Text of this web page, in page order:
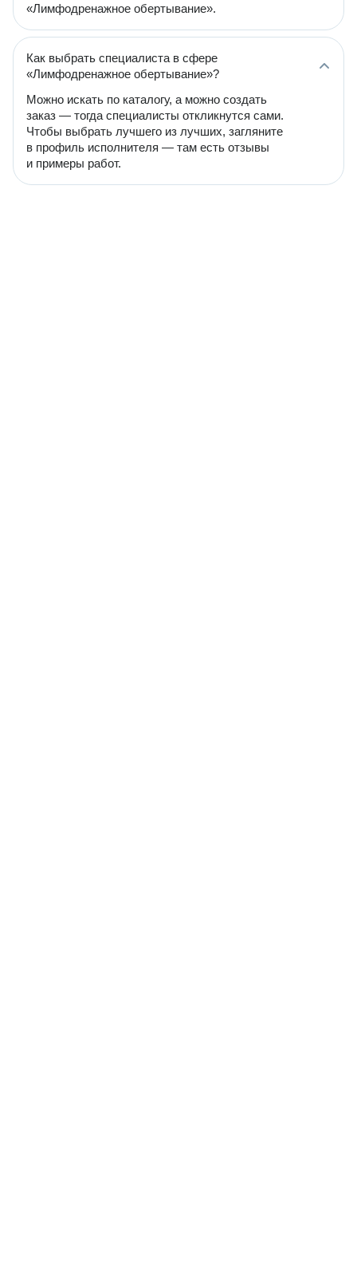
«Лимфодренажное обертывание».
Как выбрать специалиста в сфере
«Лимфодренажное обертывание»?
Можно искать по каталогу, а можно создать
заказ — тогда специалисты откликнутся сами.
Чтобы выбрать лучшего из лучших, загляните
в профиль исполнителя — там есть отзывы
и примеры работ.